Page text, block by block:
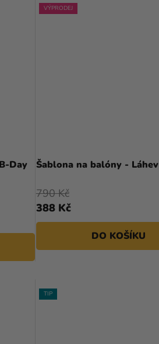
Day
VÝPRODEJ
Šablona na balóny - Láhev
388 Kč
790 Kč
DO KOŠÍKU
TIP